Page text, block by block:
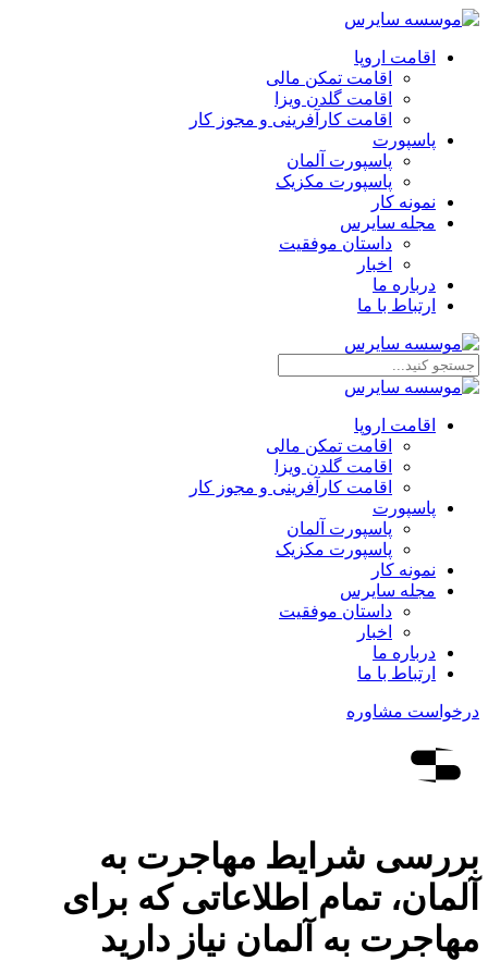
اقامت اروپا
اقامت تمکن مالی
اقامت گلدن ویزا
اقامت کارآفرینی و مجوز کار
پاسپورت
پاسپورت آلمان
پاسپورت مکزیک
نمونه کار
مجله سایرس
داستان موفقیت
اخبار
درباره ما
ارتباط‌ با‌ ما
اقامت اروپا
اقامت تمکن مالی
اقامت گلدن ویزا
اقامت کارآفرینی و مجوز کار
پاسپورت
پاسپورت آلمان
پاسپورت مکزیک
نمونه کار
مجله سایرس
داستان موفقیت
اخبار
درباره ما
ارتباط‌ با‌ ما
درخواست مشاوره
بررسی شرایط مهاجرت به
آلمان، تمام اطلاعاتی که برای
مهاجرت به آلمان نیاز دارید